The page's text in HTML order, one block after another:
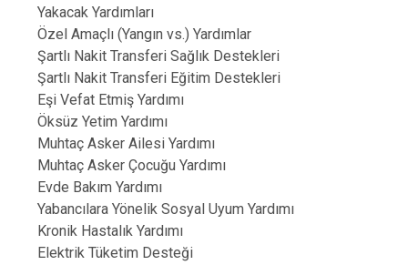
Yakacak Yardımları
Özel Amaçlı (Yangın vs.) Yardımlar
Şartlı Nakit Transferi Sağlık Destekleri
Şartlı Nakit Transferi Eğitim Destekleri
Eşi Vefat Etmiş Yardımı
Öksüz Yetim Yardımı
Muhtaç Asker Ailesi Yardımı
Muhtaç Asker Çocuğu Yardımı
Evde Bakım Yardımı
Yabancılara Yönelik Sosyal Uyum Yardımı
Kronik Hastalık Yardımı
Elektrik Tüketim Desteği